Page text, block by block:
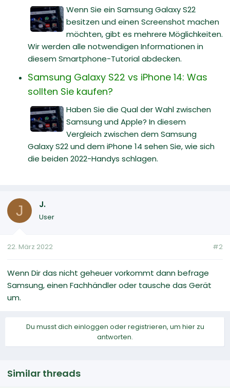
Wenn Sie ein Samsung Galaxy S22
besitzen und einen Screenshot machen
möchten, gibt es mehrere Möglichkeiten.
Wir werden alle notwendigen Informationen in
diesem Smartphone-Tutorial abdecken.
Samsung Galaxy S22 vs iPhone 14: Was
sollten Sie kaufen?
Haben Sie die Qual der Wahl zwischen
Samsung und Apple? In diesem
Vergleich zwischen dem Samsung
Galaxy S22 und dem iPhone 14 sehen Sie, wie sich
die beiden 2022-Handys schlagen.
J J.
User
22. März 2022 #2
Wenn Dir das nicht geheuer vorkommt dann befrage
Samsung, einen Fachhändler oder tausche das Gerät
um.
Du musst dich einloggen oder registrieren, um hier zu
antworten.
Similar threads